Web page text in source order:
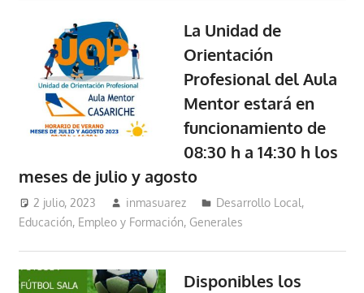
La Unidad de
Orientación
Profesional del Aula
Mentor estará en
funcionamiento de
08:30 h a 14:30 h los
meses de julio y agosto
2 julio, 2023 inmasuarez Desarrollo Local,
Educación, Empleo y Formación, Generales
Disponibles los